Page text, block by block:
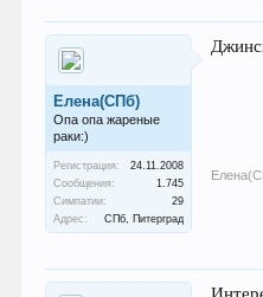
Елена(СПб)
Опа опа жареные
раки:)
Регистрация:
24.11.2008
Сообщения:
1.745
Симпатии:
29
Адрес:
СПб, Питерград